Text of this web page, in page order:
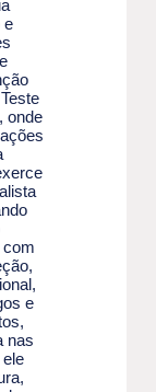
e
onde
com
e
nas